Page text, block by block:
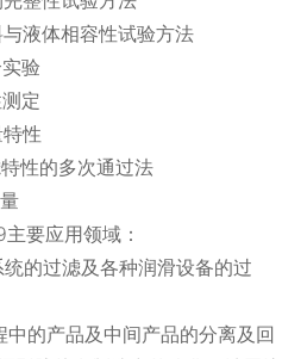
液体相容性试验方法
验
定
性
性的多次通过法
要应用领域：
的过滤及各种润滑设备的过
的产品及中间产品的分离及回